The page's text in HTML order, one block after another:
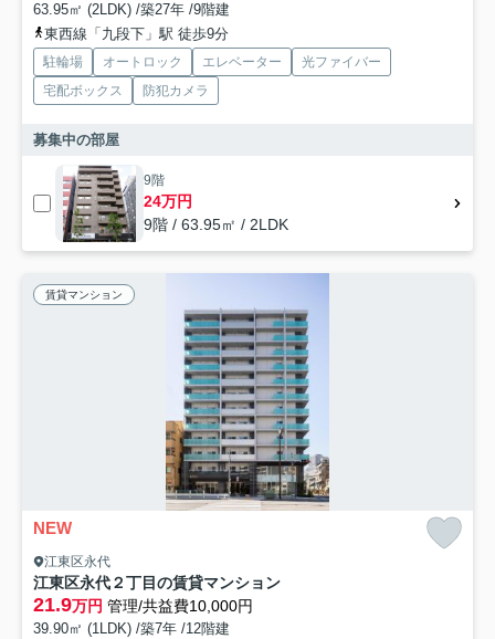
63.95㎡ (2LDK) /築27年 /9階建
東西線「九段下」駅 徒歩9分
駐輪場 オートロック エレベーター
光ファイバー
宅配ボックス
防犯カメラ
募集中の部屋
9階
24万円
9階 / 63.95㎡ / 2LDK
賃貸マンション
NEW
江東区永代
江東区永代２丁目の賃貸マンション
21.9万円 管理/共益費10,000円
39.90㎡ (1LDK) /築7年 /12階建